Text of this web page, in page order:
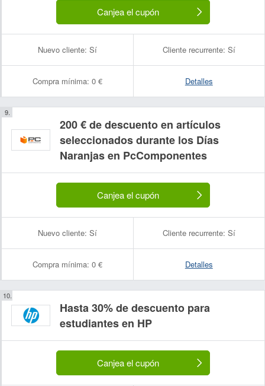
Canjea el cupón
Nuevo cliente: Sí Cliente recurrente: Sí
Compra mínima: 0 € Detalles
200 € de descuento en artículos
seleccionados durante los Días
Naranjas en PcComponentes
Canjea el cupón
Nuevo cliente: Sí Cliente recurrente: Sí
Compra mínima: 0 € Detalles
Hasta 30% de descuento para
estudiantes en HP
Canjea el cupón